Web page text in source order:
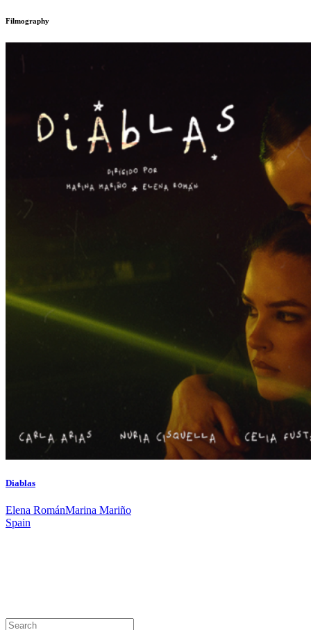
Filmography
Diablas
Elena RománMarina Mariño
Spain